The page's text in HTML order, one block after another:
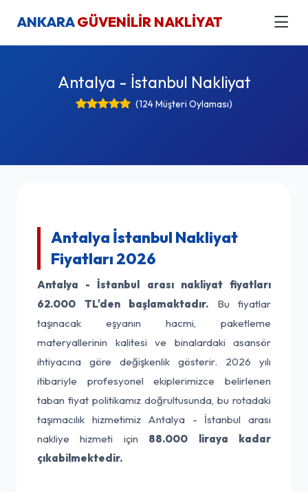
ANKARAGÜVENİLİR NAKLİYAT
Antalya - İstanbul Nakliyat
(124 Müşteri Oylaması)
Antalya İstanbul Nakliyat
Fiyatları 2026
Antalya - İstanbul arası nakliyat fiyatları
62.000 TL'den başlamaktadır. Bu fiyatlar
taşınacak eşyanın hacmi, paketleme
materyallerinin kalitesi ve binalardaki asansör
ihtiyacına göre değişkenlik gösterir. 2026 yılı
itibariyle profesyonel ekiplerimizce belirlenen
taban fiyat politikamız doğrultusunda, bu rotadaki
taşımacılık hizmetimiz Antalya - İstanbul arası
nakliye hizmeti için 88.000 liraya kadar
çıkabilmektedir.